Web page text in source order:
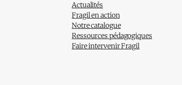
Actualités
Fragil en action
Notre catalogue
Ressources pédagogiques
Faire intervenir Fragil